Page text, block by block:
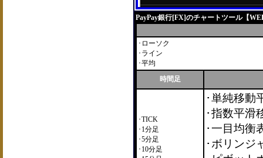
PayPay銀行[FX]のチャートツール【
･ローソク
･ライン
･平均
時間足
･TICK
･1分足
･5分足
･10分足
･単純移動
･指数平滑
･一目均衡
･ボリンジ